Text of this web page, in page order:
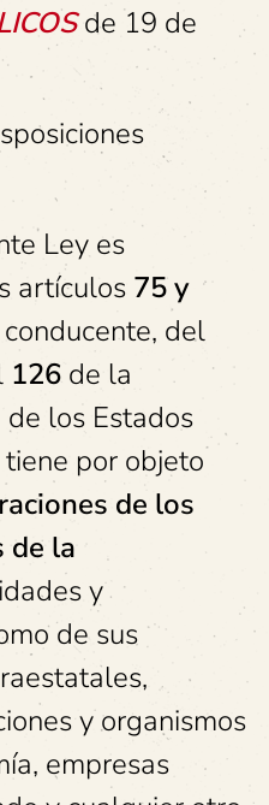
de 19 de
Ley es
artículos 75 y
del
126 de la
los Estados
por objeto
de los
de la
y
de sus
y organismos
empresas